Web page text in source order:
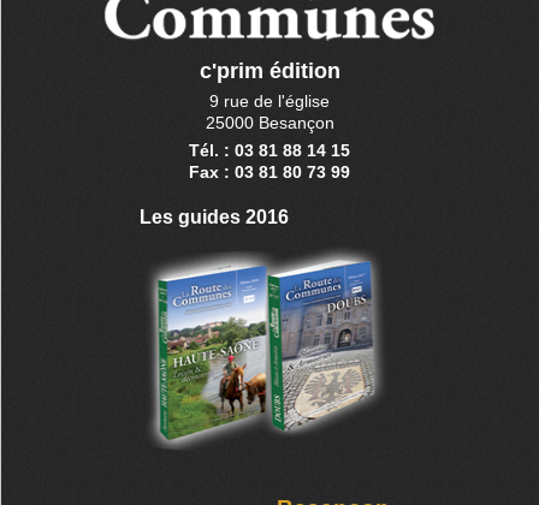
c'prim édition
9 rue de l'église
25000 Besançon
Tél. : 03 81 88 14 15
Fax : 03 81 80 73 99
Les guides 2016